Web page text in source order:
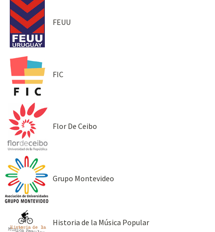
FEUU
FIC
Flor De Ceibo
Grupo Montevideo
Historia de la Música Popular